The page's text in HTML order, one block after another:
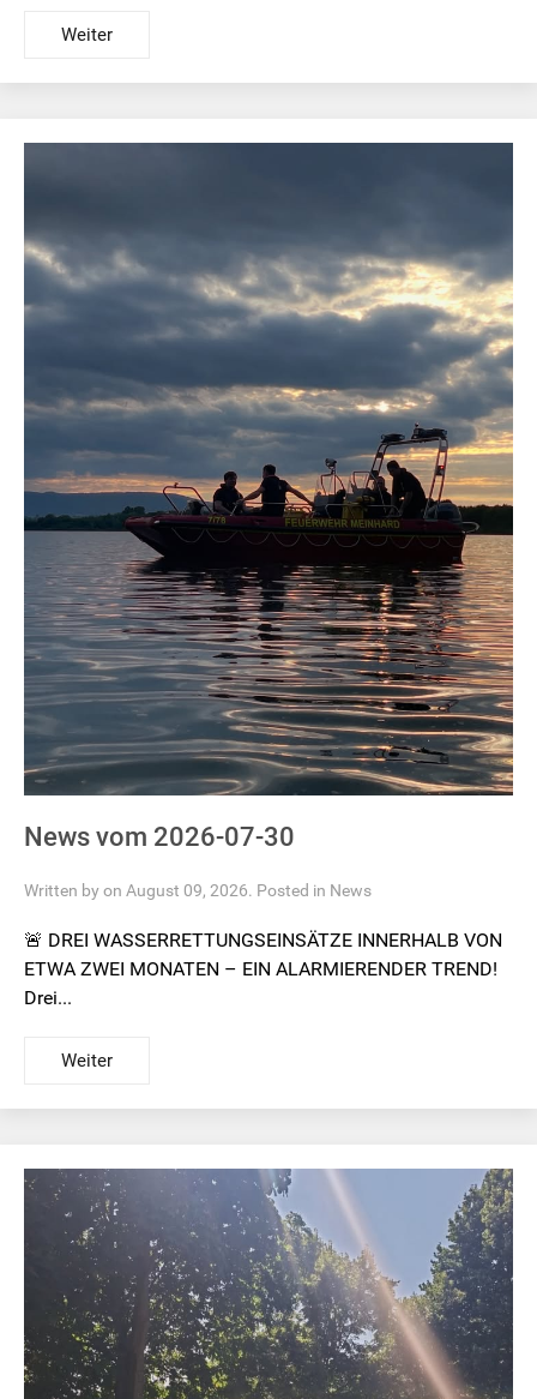
Weiter
News vom 2026-07-30
Written by on August 09, 2026. Posted in News
🚨 DREI WASSERRETTUNGSEINSÄTZE INNERHALB VON
ETWA ZWEI MONATEN – EIN ALARMIERENDER TREND!
Drei...
Weiter